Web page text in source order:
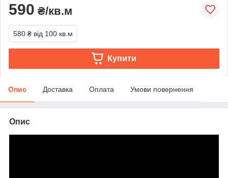
590 ₴/кв.м
580 ₴ від 100 кв.м
Купити
Опис Доставка Оплата Умови повернення
Опис